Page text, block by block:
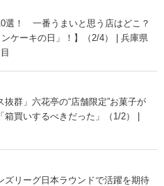
選！ 一番うまいと思う店はどこ？
ンケーキの日」！】（2/4） | 兵庫県
抜群」六花亭の“店舗限定”お菓子が
買いするべきだった」（1/2） |
ズリーグ日本ラウンドで活躍を期待